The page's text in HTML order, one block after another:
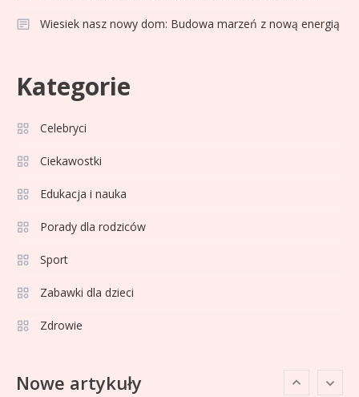
Wiesiek nasz nowy dom: Budowa marzeń z nową energią
Kategorie
Celebryci
Ciekawostki
Edukacja i nauka
Porady dla rodziców
Sport
Zabawki dla dzieci
Zdrowie
Nowe artykuły
kariera i pasje w jednym
Adrian Borecki: wszystko, co
6
popularna influencerka?